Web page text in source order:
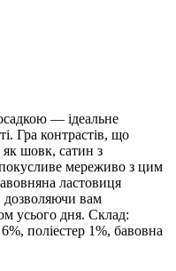
— ідеальне
Гра контрастів, що
шовк, сатин з
мереживо з цим
ластовиця
дозволяючи вам
усього дня. Склад:
поліестер 1%, бавовна